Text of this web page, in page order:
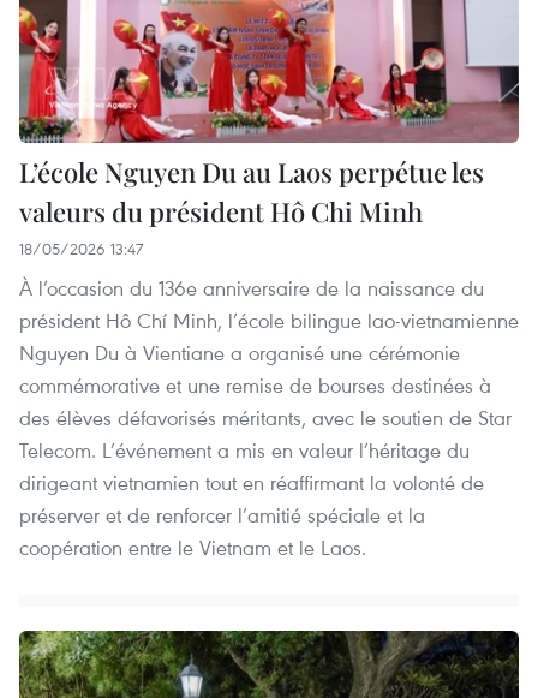
L’école Nguyen Du au Laos perpétue les
valeurs du président Hô Chi Minh
18/05/2026 13:47
À l’occasion du 136e anniversaire de la naissance du
président Hô Chí Minh, l’école bilingue lao-vietnamienne
Nguyen Du à Vientiane a organisé une cérémonie
commémorative et une remise de bourses destinées à
des élèves défavorisés méritants, avec le soutien de Star
Telecom. L’événement a mis en valeur l’héritage du
dirigeant vietnamien tout en réaffirmant la volonté de
préserver et de renforcer l’amitié spéciale et la
coopération entre le Vietnam et le Laos.